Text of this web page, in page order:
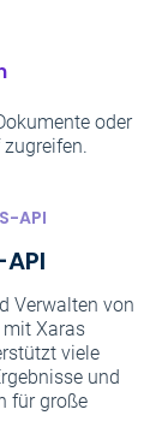
oder
API
Verwalten von
mit Xaras
viele
und
für große